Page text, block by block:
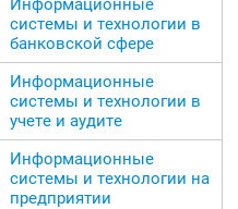
Информационные
системы и технологии в
банковской сфере
Информационные
системы и технологии в
учете и аудите
Информационные
системы и технологии на
предприятии